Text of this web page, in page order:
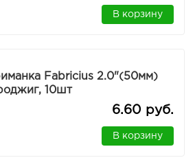
В корзину
Fabricius 2.0"(50мм)
10шт
6.60 руб.
В корзину